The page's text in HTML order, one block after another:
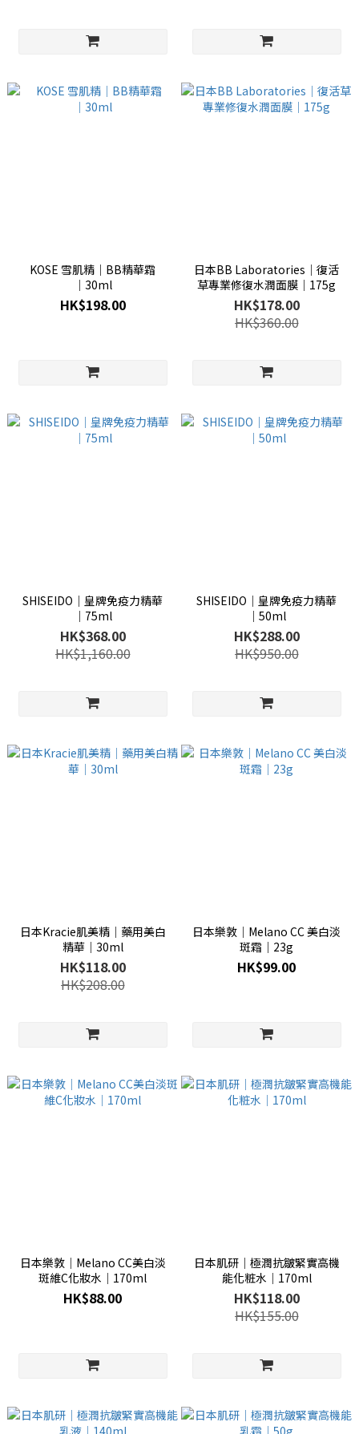
KOSE 雪肌精│BB精華霜
│30ml
HK$198.00
日本BB Laboratories│復活
草專業修復水潤面膜│175g
HK$178.00
HK$360.00
SHISEIDO│皇牌免疫力精華
│75ml
HK$368.00
HK$1,160.00
SHISEIDO│皇牌免疫力精華
│50ml
HK$288.00
HK$950.00
日本Kracie肌美精│藥用美白
精華│30ml
HK$118.00
HK$208.00
日本樂敦│Melano CC 美白淡
斑霜│23g
HK$99.00
日本樂敦│Melano CC美白淡
斑維C化妝水│170ml
HK$88.00
日本肌研│極潤抗皺緊實高機
能化粧水│170ml
HK$118.00
HK$155.00